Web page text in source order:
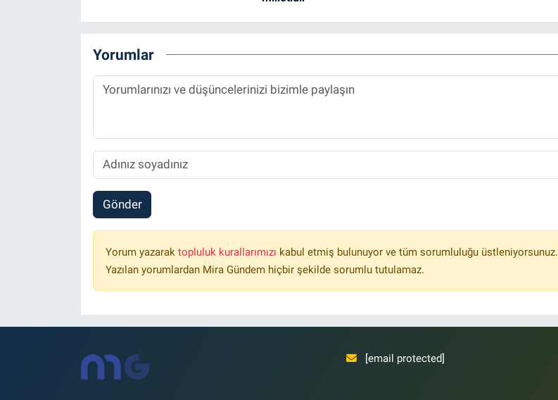
Yorumlar
Gönder
Yorum yazarak topluluk kurallarımızı kabul etmiş bulunuyor ve tüm sorumluluğu üstleniyorsunuz.
Yazılan yorumlardan Mira Gündem hiçbir şekilde sorumlu tutulamaz.
[email protected]